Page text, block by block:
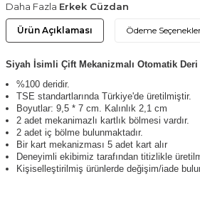
Daha Fazla Erkek Cüzdan
Ürün Açıklaması Ödeme
Siyah İsimli Çift Mekanizmalı Otomatik
%100 deridir.
TSE standartlarında Türkiye'de üretilmiştir.
Boyutlar: 9,5 * 7 cm. Kalınlık 2,1 cm
2 adet mekanimazlı kartlık bölmesi vardır.
2 adet iç bölme bulunmaktadır.
Bir kart mekanizması 5 adet kart alır
Deneyimli ekibimiz tarafından titizlikle
Kişiselleştirilmiş ürünlerde değişim/iade